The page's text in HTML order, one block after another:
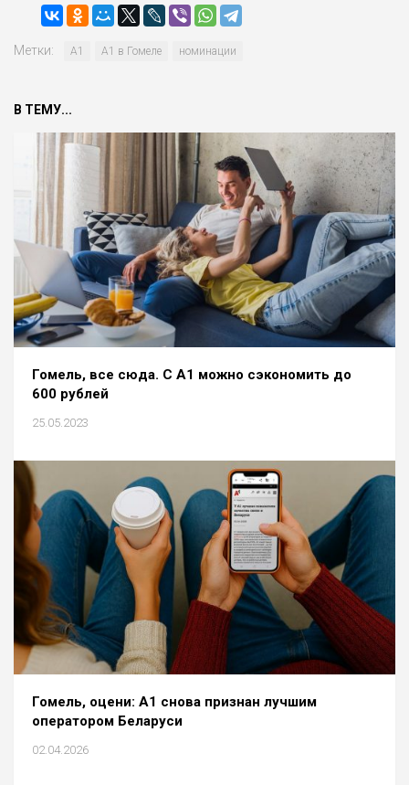
Метки: А1 А1 в Гомеле номинации
В ТЕМУ...
Гомель, все сюда. С А1 можно сэкономить до
600 рублей
25.05.2023
Гомель, оцени: А1 снова признан лучшим
оператором Беларуси
02.04.2026